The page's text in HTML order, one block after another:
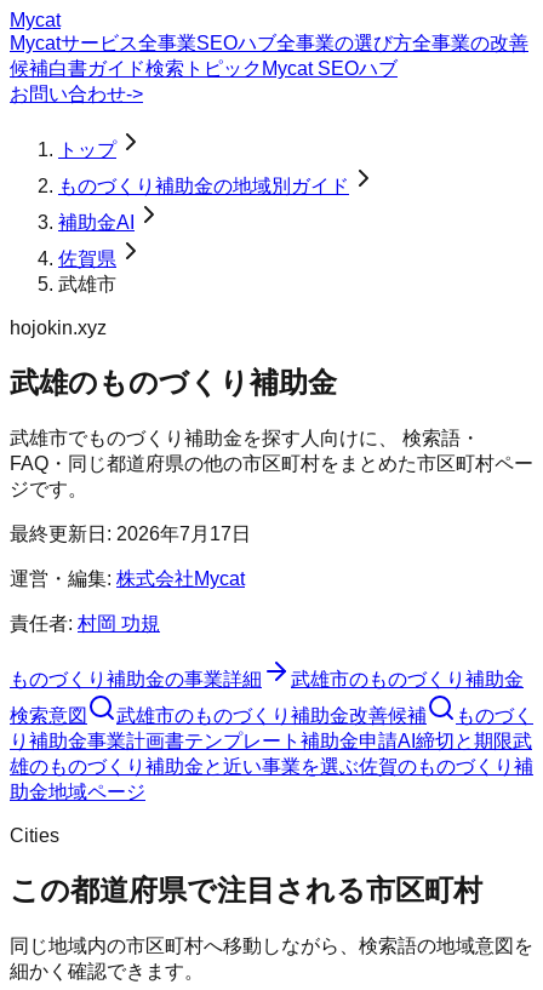
Mycat
Mycatサービス全事業SEOハブ全事業の選び方全事業の改善
候補白書ガイド検索トピック Mycat SEOハブ
お問い合わせ->
トップ
ものづくり補助金の地域別ガイド
補助金AI
佐賀県
武雄市
hojokin.xyz
武雄のものづくり補助金
武雄市でものづくり補助金を探す人向けに、 検索語・
FAQ・同じ都道府県の他の市区町村をまとめた市区町村ペー
ジです。
最終更新日: 2026年7月17日
運営・編集: 株式会社Mycat
責任者: 村岡 功規
ものづくり補助金の事業詳細 武雄市のものづくり補助金
検索意図
武雄市のものづくり補助金改善候補
ものづく
り補助金事業計画書テンプレート 補助金申請AI 締切と期限武
雄のものづくり補助金と近い事業を選ぶ佐賀のものづくり補
助金地域ページ
Cities
この都道府県で注目される市区町村
同じ地域内の市区町村へ移動しながら、検索語の地域意図を
細かく確認できます。